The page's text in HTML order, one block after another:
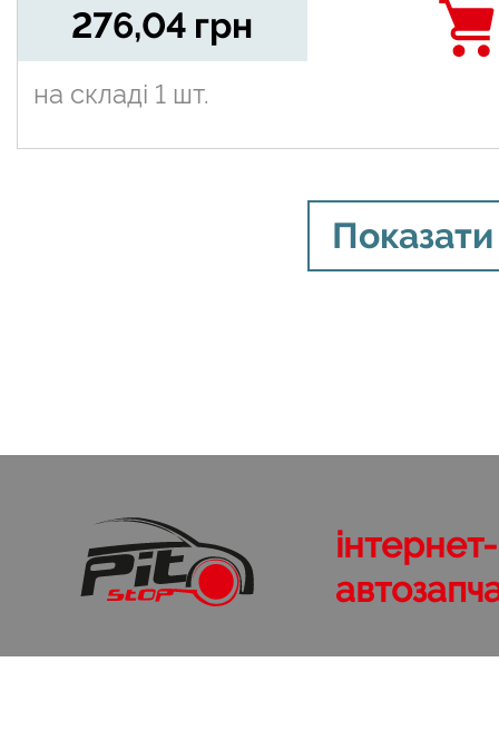
276,04 грн
на складі 1 шт.